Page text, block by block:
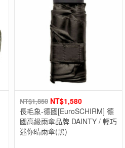
NT$1,850 NT$1,580
長毛象-德國[EuroSCHIRM] 德
國高級雨傘品牌 DAINTY / 輕巧
迷你晴雨傘(黑)